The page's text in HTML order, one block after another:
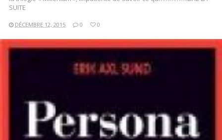
SUITE
DÉCEMBRE 12, 2015 0 0